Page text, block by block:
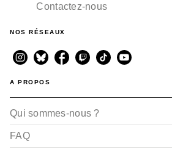
Contactez-nous
NOS RÉSEAUX
A PROPOS
Qui sommes-nous ?
FAQ